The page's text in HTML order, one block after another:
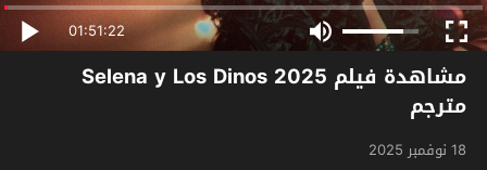
01:51:22
مشاهدة فيلم Selena y Los Dinos 2025
مترجم
18 نوفمبر 2025